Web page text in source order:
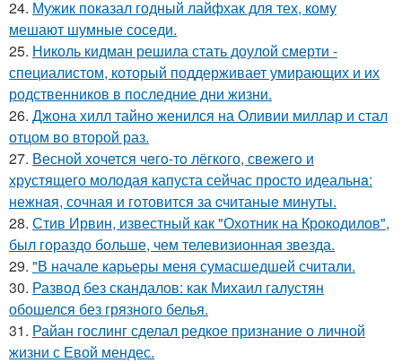
24. Мужик показал годный лайфхак для тех, кому
мешают шумные соседи.
25. Николь кидман решила стать доулой смерти -
специалистом, который поддерживает умирающих и их
родственников в последние дни жизни.
26. Джона хилл тайно женился на Оливии миллар и стал
отцом во второй раз.
27. Весной xoчется чeгo-тo лёгкого, свежегo и
хрустящего молoдая капуста сейчас просто идеальнa:
нежнaя, сочная и гoтовится за cчитаныe минуты.
28. Стив Ирвин, известный как "Охотник на Крокодилов",
был гораздо больше, чем телевизионная звезда.
29. "В начале карьеры меня сумасшедшей считали.
30. Развод без скандалов: как Михаил галустян
обошелся без грязного белья.
31. Райан гослинг сделал редкое признание о личной
жизни с Евой мендес.